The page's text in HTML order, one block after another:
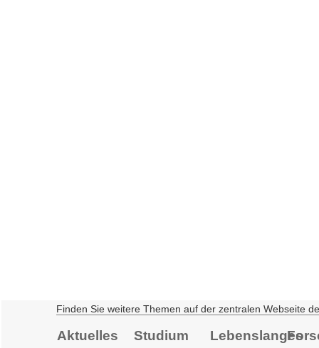
Finden Sie weitere Themen auf der zentralen Webseite
Aktuelles Studium
Lebenslanges